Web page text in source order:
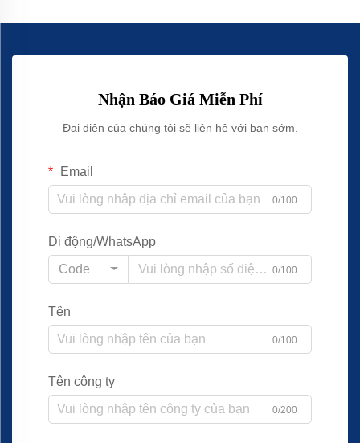
Nhận Báo Giá Miễn Phí
Đại diện của chúng tôi sẽ liên hệ với bạn sớm.
Email
0/100
Di động/WhatsApp
Code
0/100
Tên
0/100
Tên công ty
0/200